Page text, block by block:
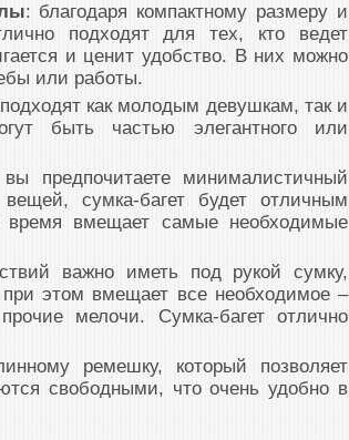
: благодаря компактному размеру и
подходят для тех, кто ведет
и ценит удобство. В них можно
или работы.
как молодым девушкам, так и
быть частью элегантного или
предпочитаете минималистичный
сумка-багет будет отличным
вмещает самые необходимые
важно иметь под рукой сумку,
этом вмещает все необходимое –
мелочи. Сумка-багет отлично
ремешку, который позволяет
свободными, что очень удобно в